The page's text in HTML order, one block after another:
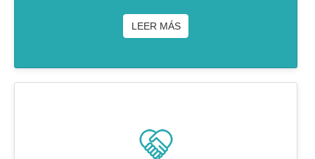
LEER MÁS